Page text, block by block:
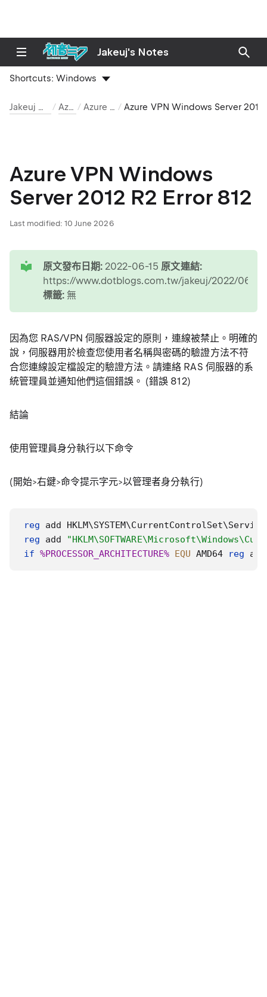
Jakeuj's Notes
Shortcuts:Windows
Jakeuj 筆記本 Azure Azure VPN
Azure VPN Windows
Server 2012 R2 Error 812
Last modified: 10 June 2026
原文發布日期: 2022-06-15 原文連結:
https://www.dotblogs.com.tw/jakeuj/2022/06/
標籤: 無
因為您 RAS/VPN 伺服器設定的原則，連線被禁止。明確的
說，伺服器用於檢查您使用者名稱與密碼的驗證方法不符
合您連線設定檔設定的驗證方法。請連絡 RAS 伺服器的系
統管理員並通知他們這個錯誤。 (錯誤 812)
結論
使用管理員身分執行以下命令
(開始>右鍵>命令提示字元>以管理者身分執行)
reg add
reg add
if %PROCESSOR_ARCHITECTURE% EQU AMD64 reg